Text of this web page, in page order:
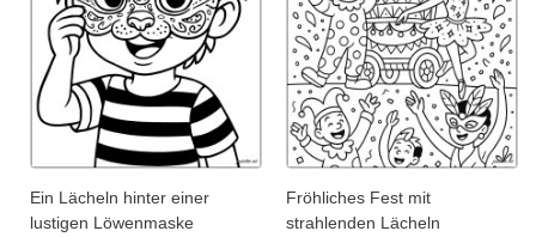
Ein Lächeln hinter einer
lustigen Löwenmaske
Fröhliches Fest mit
strahlenden Lächeln